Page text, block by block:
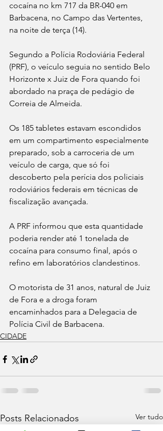
cocaína no km 717 da BR-040 em
Barbacena, no Campo das Vertentes,
na noite de terça (14).
Segundo a Polícia Rodoviária Federal
(PRF), o veículo seguia no sentido Belo
Horizonte x Juiz de Fora quando foi
abordado na praça de pedágio de
Correia de Almeida.
Os 185 tabletes estavam escondidos
em um compartimento especialmente
preparado, sob a carroceria de um
veículo de carga, que só foi
descoberto pela perícia dos policiais
rodoviários federais em técnicas de
fiscalização avançada.
A PRF informou que esta quantidade
poderia render até 1 tonelada de
cocaína para consumo final, após o
refino em laboratórios clandestinos.
O motorista de 31 anos, natural de Juiz
de Fora e a droga foram
encaminhados para a Delegacia de
Polícia Civil de Barbacena.
CIDADE
Posts Relacionados Ver tudo